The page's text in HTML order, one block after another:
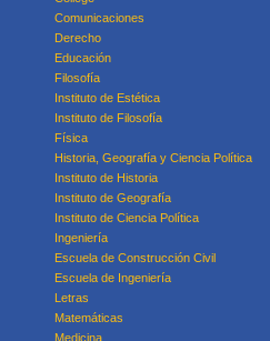
Comunicaciones
Derecho
Educación
Filosofía
Instituto de Estética
Instituto de Filosofía
Física
Historia, Geografía y Ciencia Política
Instituto de Historia
Instituto de Geografía
Instituto de Ciencia Política
Ingeniería
Escuela de Construcción Civil
Escuela de Ingeniería
Letras
Matemáticas
Medicina
Equipos de